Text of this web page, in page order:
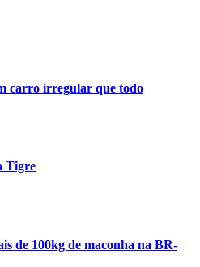
carro irregular que todo
Tigre
de 100kg de maconha na BR-